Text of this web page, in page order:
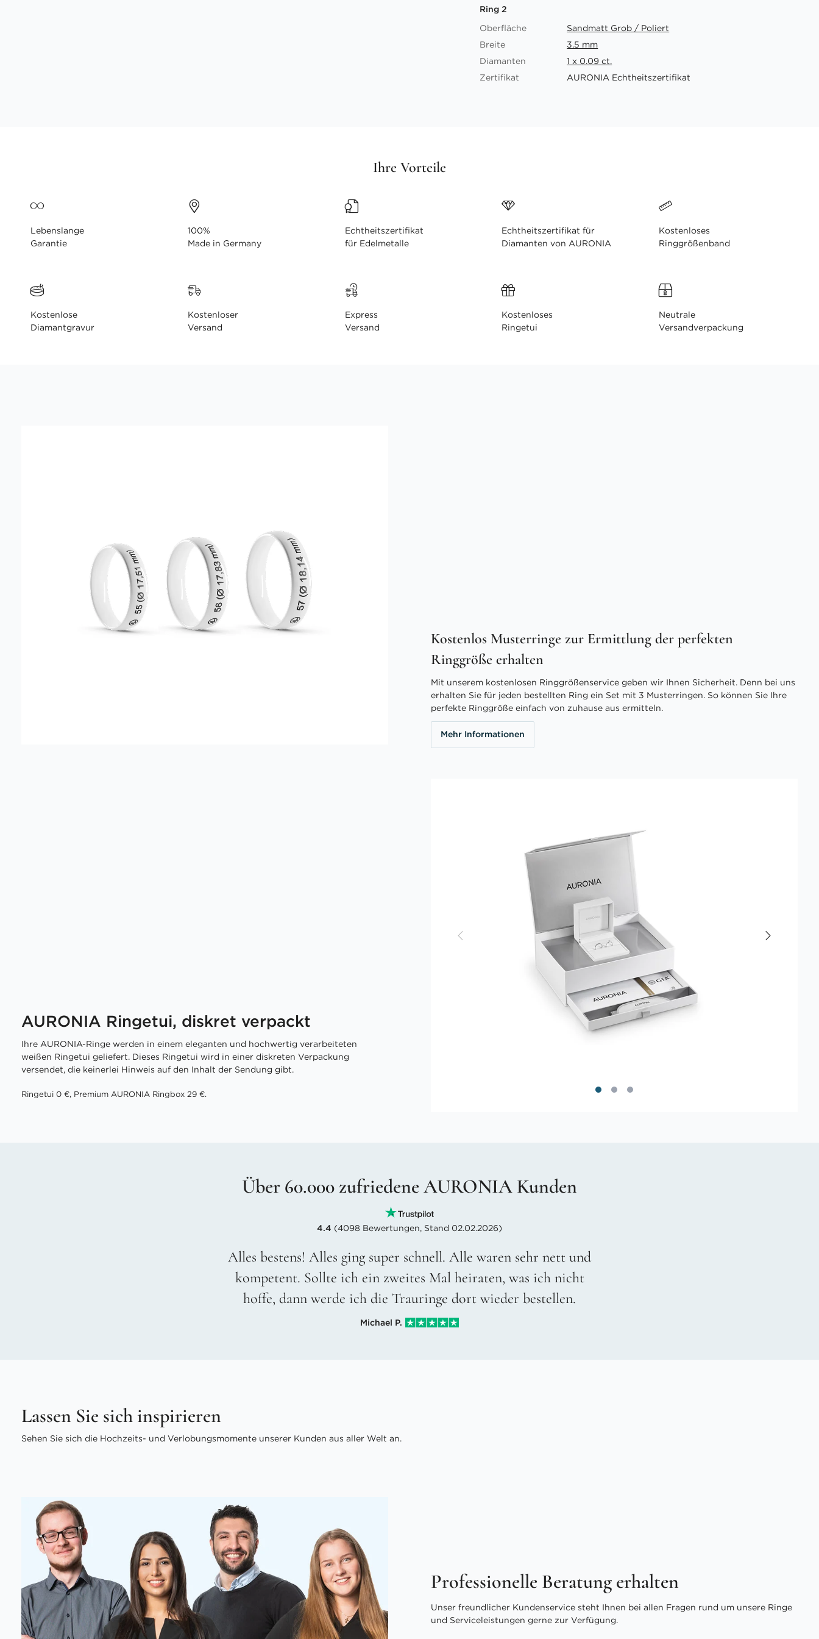
Ring 2
Oberfläche
Sandmatt Grob / Poliert
Breite
3.5 mm
Diamanten
1 x 0.09 ct.
Zertifikat
AURONIA Echtheitszertifikat
Ihre Vorteile
Lebenslange
Garantie
100%
Made in Germany
Echtheitszertifikat
für Edelmetalle
Echtheitszertifikat für
Diamanten von AURONIA
Kostenloses
Ringgrößenband
Kostenlose
Diamantgravur
Kostenloser
Versand
Express
Versand
Kostenloses
Ringetui
Neutrale
Versandverpackung
Kostenlos Musterringe zur Ermittlung der perfekten
Ringgröße erhalten
Mit unserem kostenlosen Ringgrößenservice geben wir Ihnen Sicherheit. Denn bei uns
erhalten Sie für jeden bestellten Ring ein Set mit 3 Musterringen. So können Sie Ihre
perfekte Ringgröße einfach von zuhause aus ermitteln.
Mehr Informationen
AURONIA Ringetui, diskret verpackt
Ihre AURONIA-Ringe werden in einem eleganten und hochwertig verarbeiteten
weißen Ringetui geliefert. Dieses Ringetui wird in einer diskreten Verpackung
versendet, die keinerlei Hinweis auf den Inhalt der Sendung gibt.
Ringetui 0 €, Premium AURONIA Ringbox 29 €.
Über 60.000 zufriedene AURONIA Kunden
4.4 (4098 Bewertungen, Stand 02.02.2026)
Alles bestens! Alles ging super schnell. Alle waren sehr nett und
kompetent. Sollte ich ein zweites Mal heiraten, was ich nicht
hoffe, dann werde ich die Trauringe dort wieder bestellen.
Michael P.
Lassen Sie sich inspirieren
Sehen Sie sich die Hochzeits- und Verlobungsmomente unserer Kunden aus aller Welt an.
Professionelle Beratung erhalten
Unser freundlicher Kundenservice steht Ihnen bei allen Fragen rund um unsere Ringe
und Serviceleistungen gerne zur Verfügung.